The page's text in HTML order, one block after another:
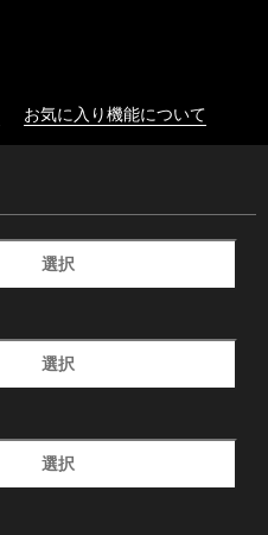
お気に入り機能について
選択
選択
選択